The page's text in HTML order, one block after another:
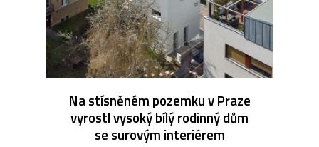
Na stísněném pozemku v Praze
vyrostl vysoký bílý rodinný dům
se surovým interiérem